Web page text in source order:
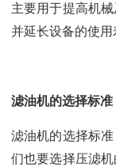
主要用于提高机
并延长设备的使用
滤油机的选择标准
滤油机的选择标
们也要选择压滤